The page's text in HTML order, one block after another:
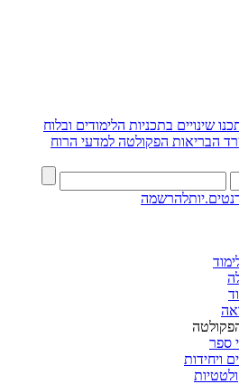
שינויים בתכניות הלימודים ובלוח
הבריאות הפקולטה למדעי הרוח
להרשמה
ספר
ויחידות